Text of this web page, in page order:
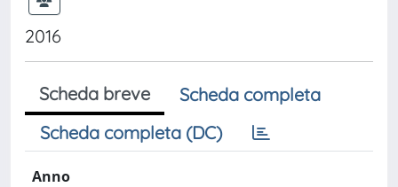
2016
Scheda breve
Scheda completa
Scheda completa (DC)
Anno